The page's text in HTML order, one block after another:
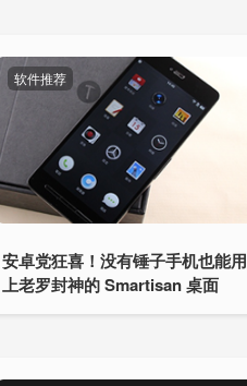
软件推荐
安卓党狂喜！没有锤子手机也能用
上老罗封神的 Smartisan 桌面